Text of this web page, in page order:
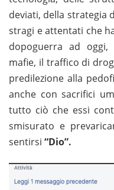
deviati, della strategia
stragi e attentati che
dopoguerra ad
mafie, il traffico di
predilezione alla
anche con sacrifici
tutto ciò che essi
smisurato e
sentirsi “Dio”.